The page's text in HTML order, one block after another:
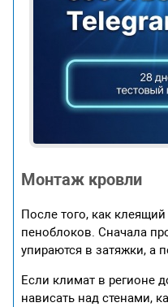
Монтаж кровли
После того, как
пеноблоков. Сначала
упираются в затяжки, а
Если климат в регионе
нависать над стенами,